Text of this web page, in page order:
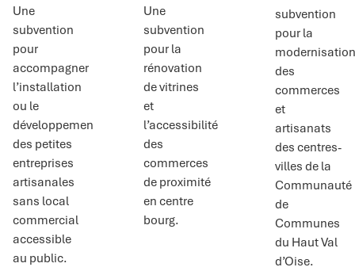
Une
subvention
pour
accompagner
l’installation
ou le
développement
des petites
entreprises
artisanales
sans local
commercial
accessible
au public.
Une
subvention
pour la
rénovation
de vitrines
et
l’accessibilité
des
commerces
de proximité
en centre
bourg.
subvention
pour la
modernisation
des
commerces
et
artisanats
des centres-
villes de la
Communauté
de
Communes
du Haut Val
d’Oise.